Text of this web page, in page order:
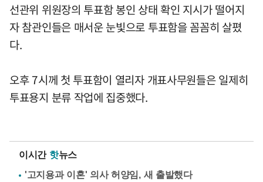
선관위 위원장의 투표함 봉인 상태 확인 지시가 떨어지
자 참관인들은 매서운 눈빛으로 투표함을 꼼꼼히 살폈
다.
오후 7시께 첫 투표함이 열리자 개표사무원들은 일제히
투표용지 분류 작업에 집중했다.
이시간 핫뉴스
'고지용과 이혼' 의사 허양임, 새 출발했다